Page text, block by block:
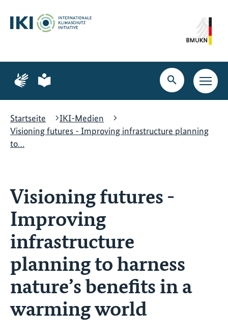
Hauptinhalt
springen
Suche
springen
Hauptnavigation
springen
Zur
Seite
Gebärdensprache
Zur
Seite
leichte
Suche
öffnen
Startseite
IKI-Medien
Visioning futures - Improving infrastructure planning
to…
Visioning futures -
Improving
infrastructure
planning to harness
nature’s benefits in a
warming world